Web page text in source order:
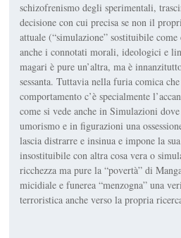
schizofrenismo degli sperimen­tali,
decisione con cui precisa se non il
attuale (“simulazione” sostituibile
anche i connotati morali, ideologici e
magari è pure un’altra, ma è
sessanta. Tuttavia nella furia comica
comportamento c’è specialmente
come si vede anche inSimulazioni
umo­rismo e in figurazioni una
lascia distrarre e insinua e impone la
insostituibile con altra cosa vera o
ricchezza ma pure la “povertà” di
micidiale e funerea “men­zogna” una
terroristica anche verso la pro­pria